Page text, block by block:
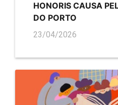
HONORIS CAUSA
DO PORTO
23/04/2026